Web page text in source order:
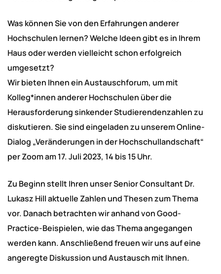
Was können Sie von den Erfahrungen anderer
Hochschulen lernen? Welche Ideen gibt es in Ihrem
Haus oder werden vielleicht schon erfolgreich
umgesetzt?
Wir bieten Ihnen ein Austauschforum, um mit
Kolleg*innen anderer Hochschulen über die
Herausforderung sinkender Studierendenzahlen zu
diskutieren. Sie sind eingeladen zu unserem Online-
Dialog „Veränderungen in der Hochschullandschaft“
per Zoom am 17. Juli 2023, 14 bis 15 Uhr.
Zu Beginn stellt Ihren unser Senior Consultant Dr.
Lukasz Hill aktuelle Zahlen und Thesen zum Thema
vor. Danach betrachten wir anhand von Good-
Practice-Beispielen, wie das Thema angegangen
werden kann. Anschließend freuen wir uns auf eine
angeregte Diskussion und Austausch mit Ihnen.